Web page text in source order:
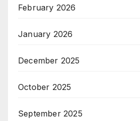
February 2026
January 2026
December 2025
October 2025
September 2025